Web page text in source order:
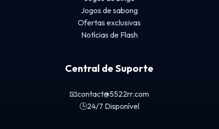
Jogos de sabong
Ofertas exclusivas
Notícias de Flash
Central de Suporte
📧contact@5522rr.com
🕒24/7 Disponível